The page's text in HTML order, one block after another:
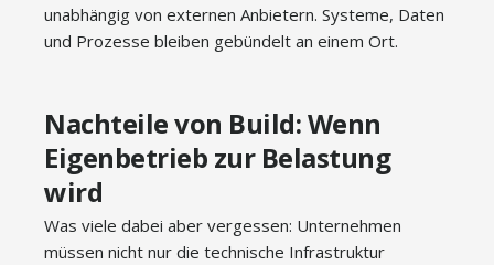
unabhängig von externen Anbietern. Systeme, Daten
und Prozesse bleiben gebündelt an einem Ort.
Nachteile von Build: Wenn
Eigenbetrieb zur Belastung
wird
Was viele dabei aber vergessen: Unternehmen
müssen nicht nur die technische Infrastruktur